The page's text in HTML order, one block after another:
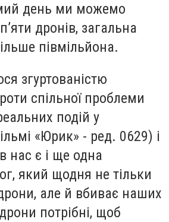
день ми можемо
дронів, загальна
півмільйона.
згуртованістю
спільної проблеми
подій у
«Юрик» - ред. 0629) і
нас є і ще одна
який щодня не тільки
але й вбиває наших
потрібні, щоб